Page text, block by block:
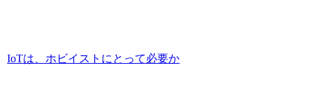
IoTは、ホビイストにとって必要か